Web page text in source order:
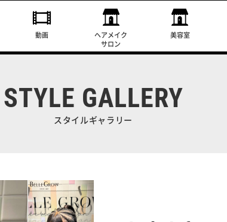
動画
ヘアメイク
サロン
美容室
STYLE GALLERY
スタイルギャラリー